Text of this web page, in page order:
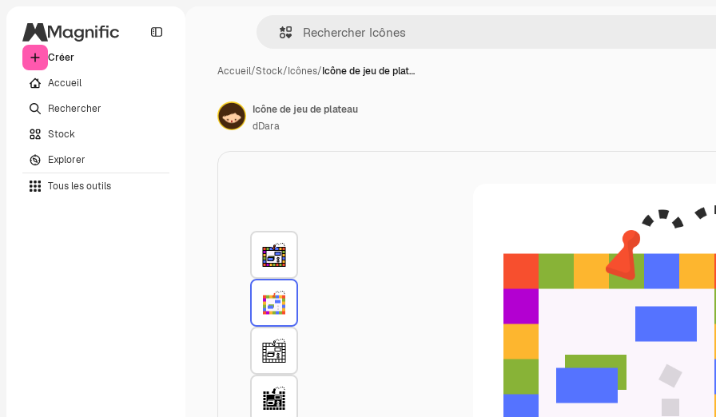
Créer
Accueil
Rechercher
Stock
Explorer
Tous les outils
Accueil/Stock/Icônes/Icône de jeu de plat…
Icône de jeu de plateau
dDara